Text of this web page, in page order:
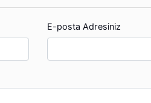
E-posta Adresiniz